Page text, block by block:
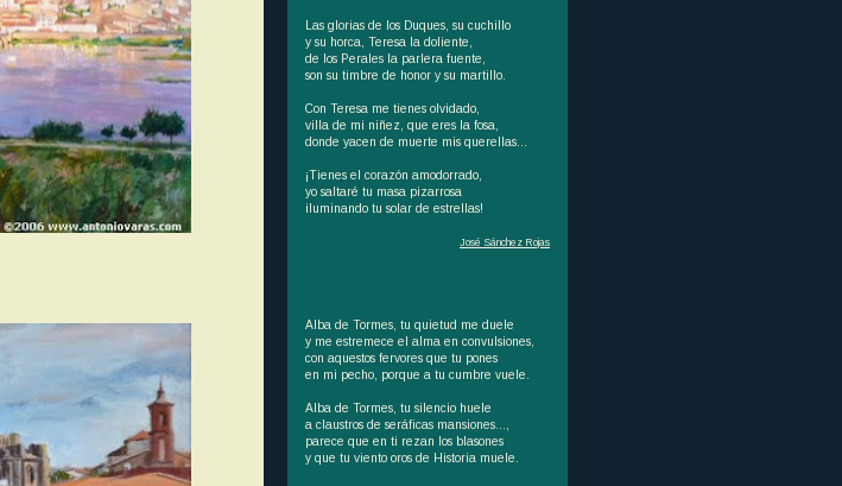
Las glorias de los Duques, su cuchillo
y su horca, Teresa la doliente,
de los Perales la parlera fuente,
son su timbre de honor y su martillo.
Con Teresa me tienes olvidado,
villa de mi niñez, que eres la fosa,
donde yacen de muerte mis querellas...
¡Tienes el corazón amodorrado,
yo saltaré tu masa pizarrosa
iluminando tu solar de estrellas!
José Sánchez Rojas
Alba de Tormes, tu quietud me duele
y me estremece el alma en convulsiones,
con aquestos fervores que tu pones
en mi pecho, porque a tu cumbre vuele.
Alba de Tormes, tu silencio huele
a claustros de seráficas mansiones…,
parece que en ti rezan los blasones
y que tu viento oros de Historia muele.